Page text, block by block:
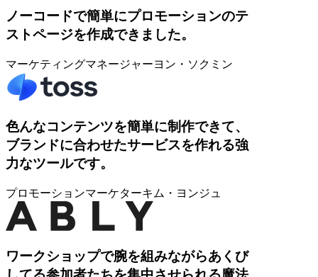
ノーコードで簡単にプロモーションのテ
ストページを作成できました。
マーケティングマネージャーヨン・ソクミン
色んなコンテンツを簡単に制作できて、
ブランドに合わせたサービスを作れる強
力なツールです。
プロモーションマーケターキム・ヨンジュ
ワークショップで腕を組みながらあくび